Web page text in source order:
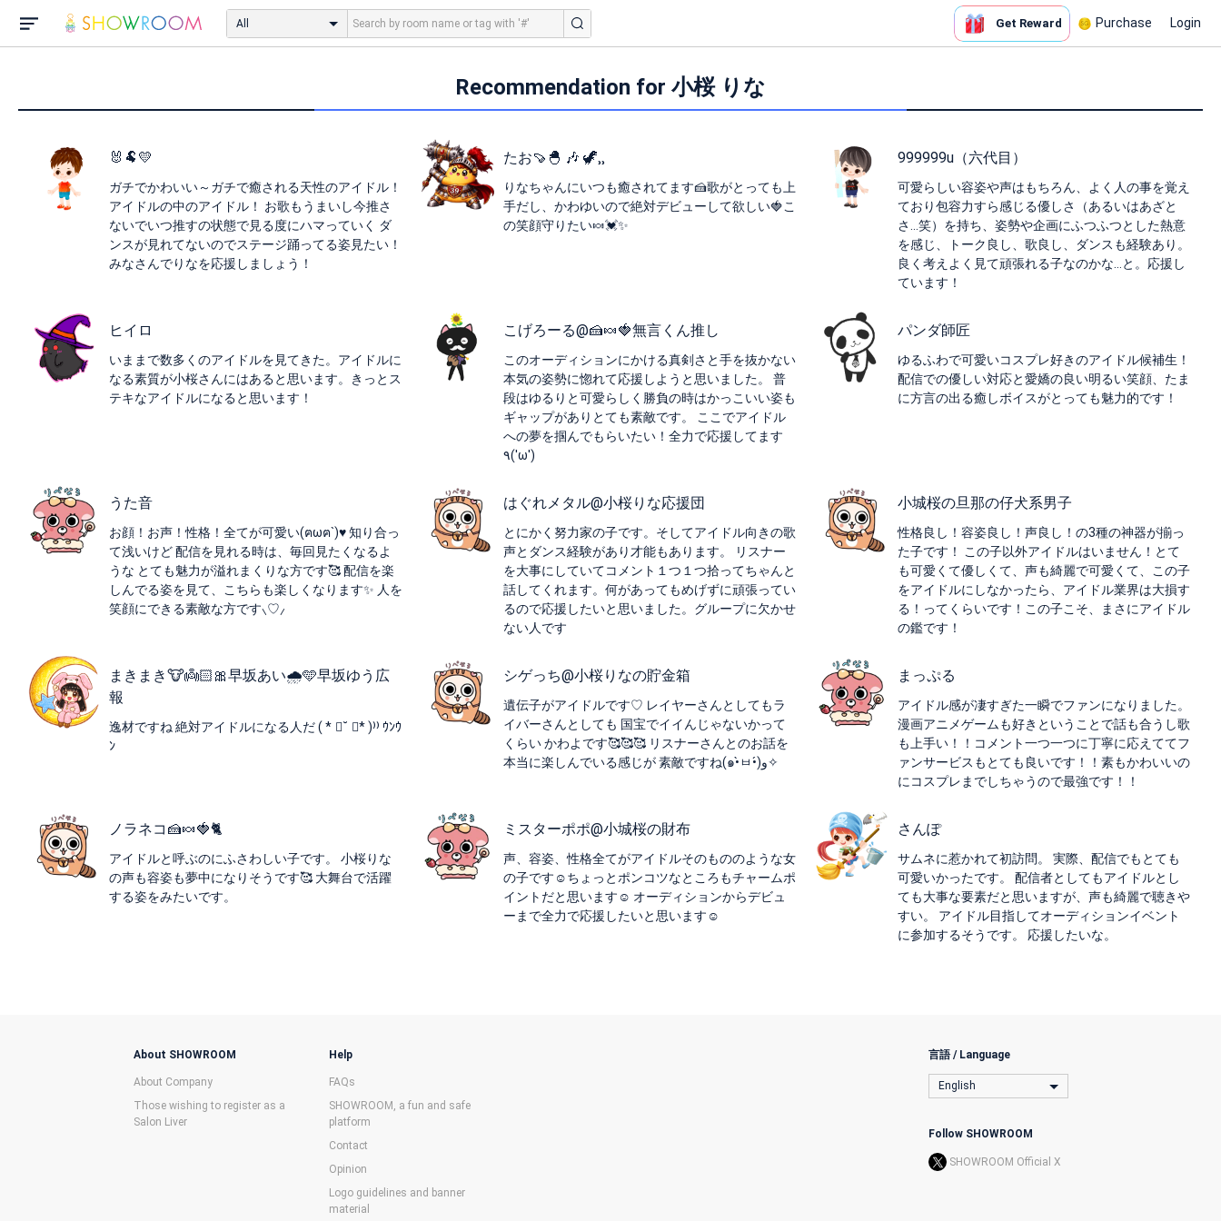
All Get Reward Purchase Login
Recommendation for 小桜 りな
🐰🐏💛
ガチでかわいい～ガチで癒される天性のアイドル！
アイドルの中のアイドル！ お歌もうまいし今推さ
ないでいつ推すの状態で見る度にハマっていく ダ
ンスが見れてないのでステージ踊ってる姿見たい！
みなさんでりなを応援しましょう！
たお🍠🐣 🎶 🦖⸒⸒
りなちゃんにいつも癒されてます🍰歌がとっても上
手だし、かわゆいので絶対デビューして欲しい🍓こ
の笑顔守りたい🍬💓✨
999999u（六代目）
可愛らしい容姿や声はもちろん、よく人の事を覚え
ており包容力すら感じる優しさ（あるいはあざと
さ…笑）を持ち、姿勢や企画にふつふつとした熱意
を感じ、トーク良し、歌良し、ダンスも経験あり。
良く考えよく見て頑張れる子なのかな…と。応援し
ています！
ヒイロ
いままで数多くのアイドルを見てきた。アイドルに
なる素質が小桜さんにはあると思います。きっとス
テキなアイドルになると思います！
こげろーる@🍰🍬🍓無言くん推し
このオーディションにかける真剣さと手を抜かない
本気の姿勢に惚れて応援しようと思いました。 普
段はゆるりと可愛らしく勝負の時はかっこいい姿も
ギャップがありとても素敵です。 ここでアイドル
への夢を掴んでもらいたい！全力で応援してます
٩('ω')
パンダ師匠
ゆるふわで可愛いコスプレ好きのアイドル候補生！
配信での優しい対応と愛嬌の良い明るい笑顔、たま
に方言の出る癒しボイスがとっても魅力的です！
うた音
お顔！お声！性格！全てが可愛い(ฅωฅ`)♥ 知り合っ
て浅いけど 配信を見れる時は、毎回見たくなるよ
うな とても魅力が溢れまくりな方です🥰 配信を楽
しんでる姿を見て、こちらも楽しくなります✨ 人を
笑顔にできる素敵な方です‪⸜♡⸝‍‬
はぐれメタル@小桜りな応援団
とにかく努力家の子です。そしてアイドル向きの歌
声とダンス経験があり才能もあります。 リスナー
を大事にしていてコメント１つ１つ拾ってちゃんと
話してくれます。何があってもめげずに頑張ってい
るので応援したいと思いました。グループに欠かせ
ない人です
小城桜の旦那の仔犬系男子
性格良し！容姿良し！声良し！の3種の神器が揃っ
た子です！ この子以外アイドルはいません！とて
も可愛くて優しくて、声も綺麗で可愛くて、この子
をアイドルにしなかったら、アイドル業界は大損す
る！ってくらいです！この子こそ、まさにアイドル
の鑑です！
まきまき🐮👼🏻🎀早坂あい🌧🩵早坂ゆう広
報
逸材ですね 絶対アイドルになる人だ ( * ॑˘ ॑* )⁾⁾ ｳﾝｳ
ﾝ
シゲっち@小桜りなの貯金箱
遺伝子がアイドルです♡ レイヤーさんとしてもラ
イバーさんとしても 国宝でイイんじゃないかって
くらい かわよです🥰🥰🥰 リスナーさんとのお話を
本当に楽しんでいる感じが 素敵ですね(๑•̀ㅂ•́)و✧
まっぷる
アイドル感が凄すぎた一瞬でファンになりました。
漫画アニメゲームも好きということで話も合うし歌
も上手い！！コメント一つ一つに丁寧に応えててフ
ァンサービスもとても良いです！！素もかわいいの
にコスプレまでしちゃうので最強です！！
ノラネコ🍰🍬🍓🐈
アイドルと呼ぶのにふさわしい子です。 小桜りな
の声も容姿も夢中になりそうです🥰 大舞台で活躍
する姿をみたいです。
ミスターポポ@小城桜の財布
声、容姿、性格全てがアイドルそのもののような女
の子です☺️ちょっとポンコツなところもチャームポ
イントだと思います☺️ オーディションからデビュ
ーまで全力で応援したいと思います☺️
さんぽ
サムネに惹かれて初訪問。 実際、配信でもとても
可愛いかったです。 配信者としてもアイドルとし
ても大事な要素だと思いますが、声も綺麗で聴きや
すい。 アイドル目指してオーディションイベント
に参加するそうです。 応援したいな。
About SHOWROOM
About Company
Those wishing to register as a
Salon Liver
Help
FAQs
SHOWROOM, a fun and safe
platform
Contact
Opinion
Logo guidelines and banner
material
言語 / Language
English
Follow SHOWROOM
SHOWROOM Official X